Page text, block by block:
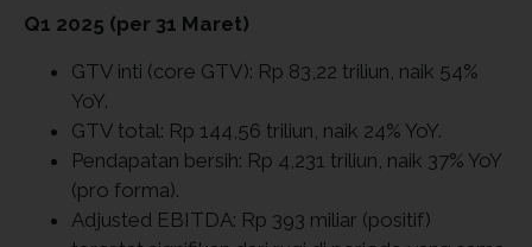
Q1 2025 (per 31 Maret)
GTV inti (core GTV): Rp 83,22 triliun, naik 54%
YoY.
GTV total: Rp 144,56 triliun, naik 24% YoY.
Pendapatan bersih: Rp 4,231 triliun, naik 37% YoY
(pro forma).
Adjusted EBITDA: Rp 393 miliar (positif)